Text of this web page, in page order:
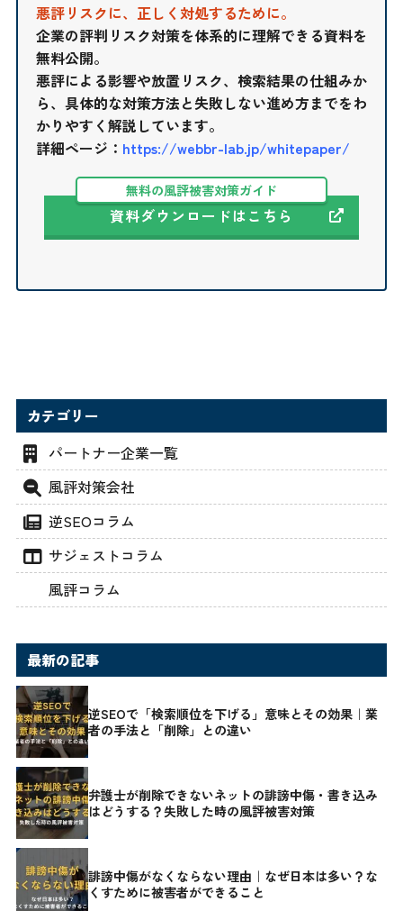
悪評リスクに、正しく対処するために。
企業の評判リスク対策を体系的に理解できる資料を
無料公開。
悪評による影響や放置リスク、検索結果の仕組みか
ら、具体的な対策方法と失敗しない進め方までをわ
かりやすく解説しています。
詳細ページ： https://webbr-lab.jp/whitepaper/
無料の風評被害対策ガイド
資料ダウンロードはこちら
カテゴリー
パートナー企業一覧
風評対策会社
逆SEOコラム
サジェストコラム
風評コラム
最新の記事
逆SEOで「検索順位を下げる」意味とその効果｜業
者の手法と「削除」との違い
弁護士が削除できないネットの誹謗中傷・書き込み
はどうする？失敗した時の風評被害対策
誹謗中傷がなくならない理由｜なぜ日本は多い？な
くすために被害者ができること